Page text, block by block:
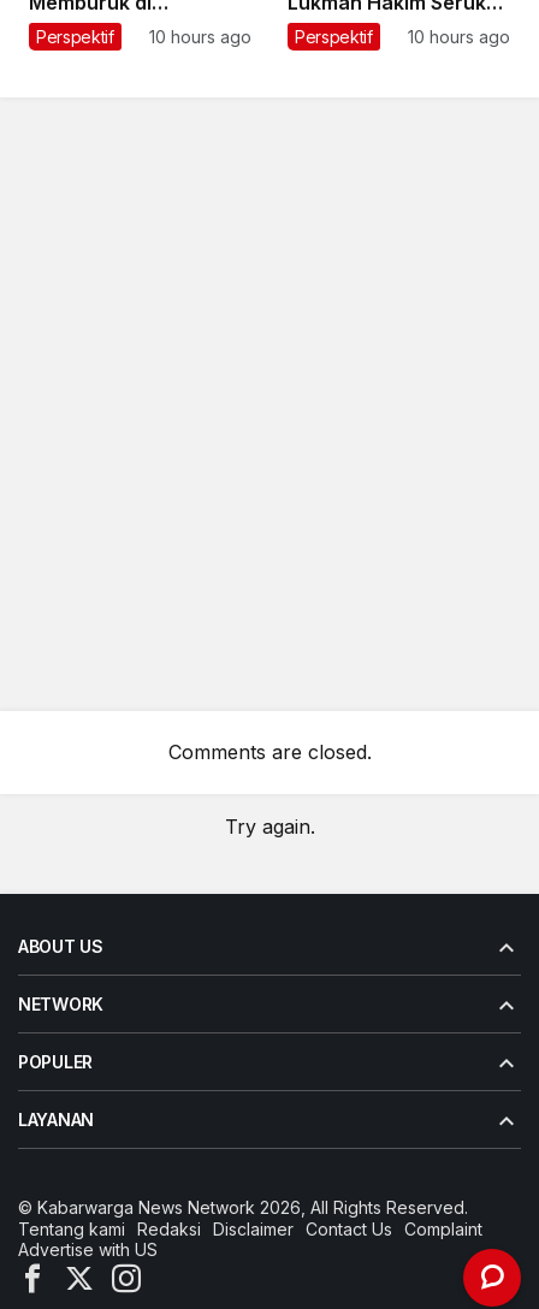
Desember, PBB
Perspektif 10 hours ago
Pemilihan Rais Aam
Perspektif 10 hours ago
Comments are closed.
Try again.
ABOUT US
NETWORK
POPULER
LAYANAN
© Kabarwarga News Network 2026, All Rights Reserved.
Tentang kami
Redaksi Disclaimer Contact Us
Complaint
Advertise with US